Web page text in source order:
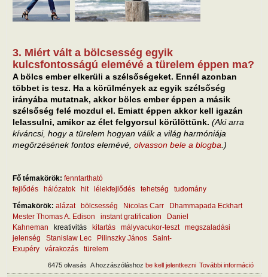
3. Miért vált a bölcsesség egyik
kulcsfontosságú elemévé a türelem éppen ma?
A bölcs ember elkerüli a szélsőségeket. Ennél azonban
többet is tesz. Ha a körülmények az egyik szélsőség
irányába mutatnak, akkor bölcs ember éppen a másik
szélsőség felé mozdul el. Emiatt éppen akkor kell igazán
lelassulni, amikor az élet felgyorsul körülöttünk. (Aki arra
kíváncsi, hogy a türelem hogyan válik a világ harmóniája
megőrzésének fontos elemévé, olvasson bele a blogba .)
Fő témakörök: fenntartható
fejlődés
hálózatok hit lélekfejlődés tehetség
tudomány
Témakörök: alázat bölcsesség Nicolas Carr
Dhammapada Eckhart
Mester Thomas A. Edison
instant gratification
Daniel
Kahneman
kreativitás kitartás mályvacukor-teszt
megszaladási
jelenség
Stanislaw Lec Pilinszky János
Saint-
Exupéry
várakozás türelem
További információ
A hozzászóláshoz be kell jelentkezni
6475 olvasás